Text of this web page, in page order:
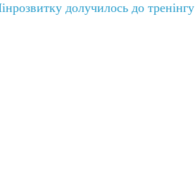
долучилось до тренінгу